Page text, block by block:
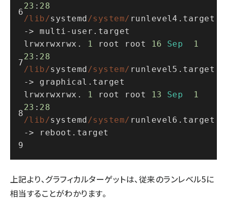
23 : 28
/lib/systemd /system/ runlevel4.target
-> multi - user.target
lrwxrwxrwx.
1 root root 16 Sep
1
23 : 28
/lib/systemd /system/ runlevel5.target
-> graphical.target
lrwxrwxrwx.
1 root root 13 Sep
1
23 : 28
/lib/systemd /system/ runlevel6.target
-> reboot.target
上記より、グラフィカルターゲットは、従来のランレベル5に
相当することがわかります。